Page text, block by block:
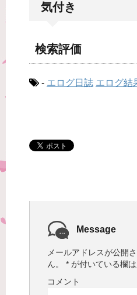
気付き
検索評価
- エログ日誌 エログ結
Message
メールアドレスが公開
ん。
* が付いている欄
コメント